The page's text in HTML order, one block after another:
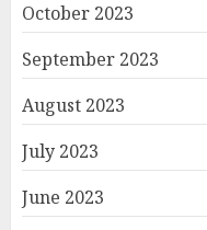
October 2023
September 2023
August 2023
July 2023
June 2023